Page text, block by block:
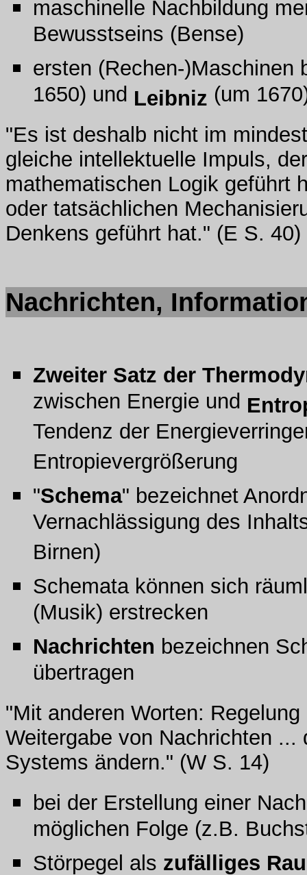
maschinelle Nachbildung
Bewusstseins (Bense)
ersten (Rechen-)Maschinen
1650) und Leibniz (um
"Es ist deshalb nicht im
gleiche intellektuelle Impuls,
mathematischen Logik geführt
oder tatsächlichen
Denkens geführt hat." (E S. 40)
Nachrichten,
Zweiter Satz der
zwischen Energie und
Tendenz der
Entropievergrößerung
"Schema" bezeichnet
Vernachlässigung des
Birnen)
Schemata können sich
(Musik) erstrecken
Nachrichten bezeichnen
übertragen
"Mit anderen Worten:
Weitergabe von Nachrichten ...
Systems ändern." (W S. 14)
bei der Erstellung einer
möglichen Folge (z.B.
Störpegel als zufälliges